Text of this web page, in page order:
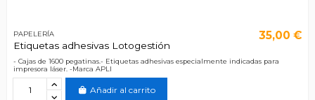
PAPELERÍA
Etiquetas adhesivas Lotogestión
35,00 €
- Cajas de 1600 pegatinas.- Etiquetas adhesivas especialmente indicadas para
impresora láser. -Marca APLI
Añadir al carrito